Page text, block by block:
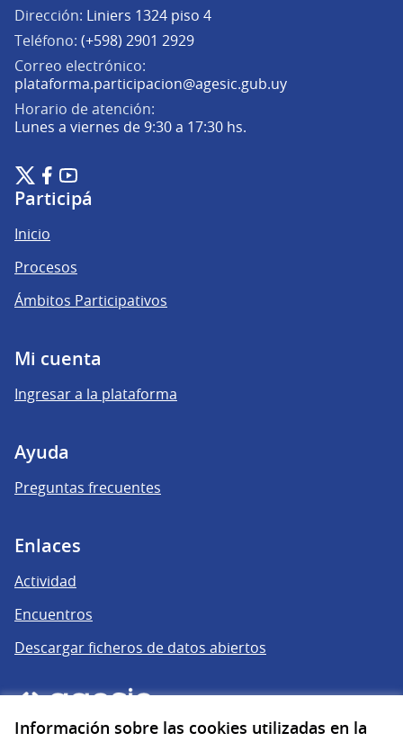
Información sobre las cookies utilizadas en la
Dirección: Liniers 1324 piso 4
Teléfono: (+598) 2901 2929
Correo electrónico:
plataforma.participacion@agesic.gub.uy(Abrir en una
Horario de atención:
Lunes a viernes de 9:30 a 17:30 hs.
Plataforma de Participación Ciudadana Digital en X
(Enlace externo)
Plataforma de Participación Ciudadana Digital en Facebook
(Enlace externo)
Plataforma de Participación Ciudadana Digital en
(Enlace externo)
Participá
Inicio
Procesos
Ámbitos Participativos
Mi cuenta
Ingresar a la plataforma
Ayuda
Preguntas frecuentes
Enlaces
Actividad
Encuentros
Descargar ficheros de datos abiertos